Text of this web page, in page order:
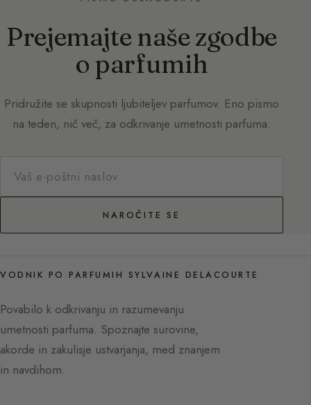
Prejemajte naše zgodbe
o parfumih
Pridružite se skupnosti ljubiteljev parfumov. Eno pismo
na teden, nič več, za odkrivanje umetnosti parfuma.
NAROČITE SE
VODNIK PO PARFUMIH SYLVAINE DELACOURTE
Povabilo k odkrivanju in razumevanju
umetnosti parfuma. Spoznajte surovine,
akorde in zakulisje ustvarjanja, med znanjem
in navdihom.